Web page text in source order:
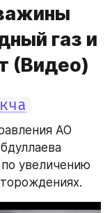
газ и
(Видео)
АО
увеличению